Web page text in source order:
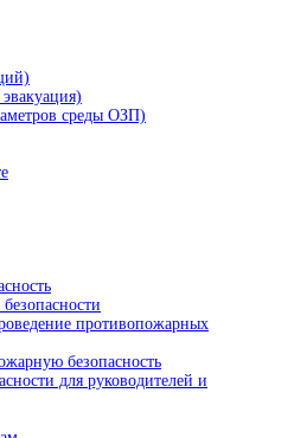
и эвакуация)
среды ОЗП)
противопожарных
безопасность
для руководителей и